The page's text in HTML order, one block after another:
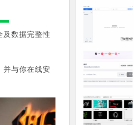
及数据完整性
并与你在线安